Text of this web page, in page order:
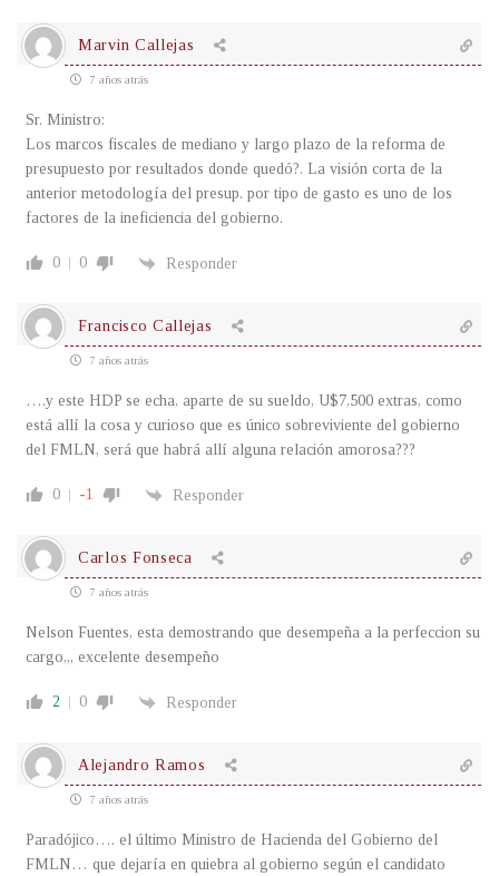
Marvin Callejas
7 años atrás
Sr. Ministro:
Los marcos fiscales de mediano y largo plazo de la reforma de
presupuesto por resultados donde quedó?. La visión corta de la
anterior metodología del presup. por tipo de gasto es uno de los
factores de la ineficiencia del gobierno.
0 0 Responder
Francisco Callejas
7 años atrás
….y este HDP se echa, aparte de su sueldo, U$7,500 extras, como
está allí la cosa y curioso que es único sobreviviente del gobierno
del FMLN, será que habrá allí alguna relación amorosa???
0 -1 Responder
Carlos Fonseca
7 años atrás
Nelson Fuentes, esta demostrando que desempeña a la perfeccion su
cargo,,, excelente desempeño
2 0 Responder
Alejandro Ramos
7 años atrás
Paradójico…. el último Ministro de Hacienda del Gobierno del
FMLN… que dejaría en quiebra al gobierno según el candidato